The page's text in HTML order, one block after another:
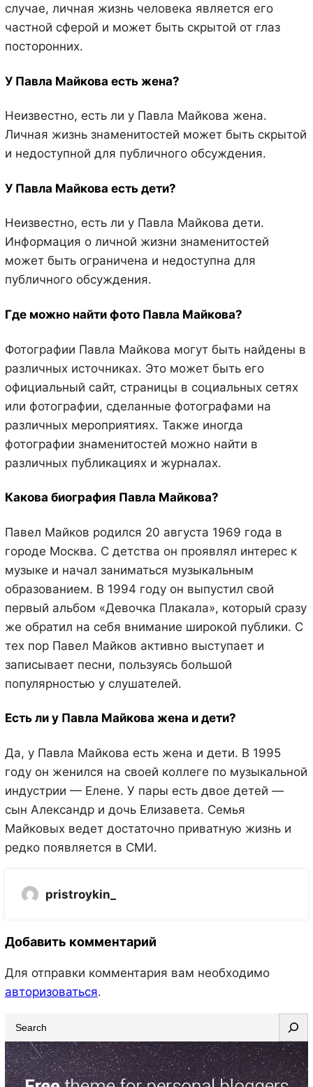
случае, личная жизнь человека является его
частной сферой и может быть скрытой от глаз
посторонних.
У Павла Майкова есть жена?
Неизвестно, есть ли у Павла Майкова жена.
Личная жизнь знаменитостей может быть скрытой
и недоступной для публичного обсуждения.
У Павла Майкова есть дети?
Неизвестно, есть ли у Павла Майкова дети.
Информация о личной жизни знаменитостей
может быть ограничена и недоступна для
публичного обсуждения.
Где можно найти фото Павла Майкова?
Фотографии Павла Майкова могут быть найдены в
различных источниках. Это может быть его
официальный сайт, страницы в социальных сетях
или фотографии, сделанные фотографами на
различных мероприятиях. Также иногда
фотографии знаменитостей можно найти в
различных публикациях и журналах.
Какова биография Павла Майкова?
Павел Майков родился 20 августа 1969 года в
городе Москва. С детства он проявлял интерес к
музыке и начал заниматься музыкальным
образованием. В 1994 году он выпустил свой
первый альбом «Девочка Плакала», который сразу
же обратил на себя внимание широкой публики. С
тех пор Павел Майков активно выступает и
записывает песни, пользуясь большой
популярностью у слушателей.
Есть ли у Павла Майкова жена и дети?
Да, у Павла Майкова есть жена и дети. В 1995
году он женился на своей коллеге по музыкальной
индустрии — Елене. У пары есть двое детей —
сын Александр и дочь Елизавета. Семья
Майковых ведет достаточно приватную жизнь и
редко появляется в СМИ.
pristroykin_
Добавить комментарий
Для отправки комментария вам необходимо
авторизоваться.
e
a
r